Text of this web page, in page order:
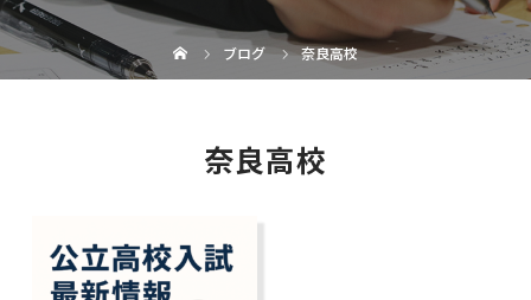
ブログ 奈良高校
奈良高校